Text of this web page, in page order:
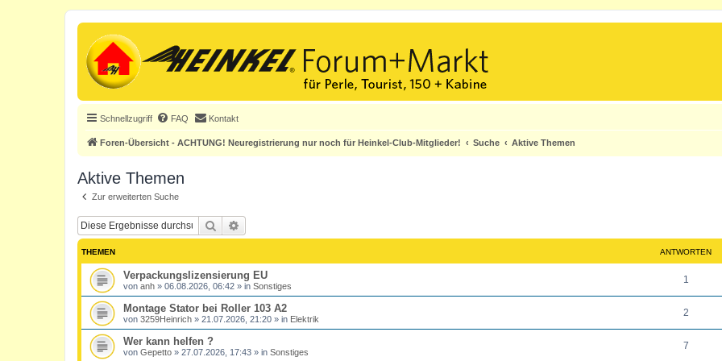
Schnellzugriff FAQ Kontakt
Foren-Übersicht - ACHTUNG! Neuregistrierung nur noch für Heinkel-Club-Mitglieder! Suche Aktive Themen
Aktive Themen
Zur erweiterten Suche
Suche
THEMEN ANTWORTEN
Verpackungslizensierung EU
von anh » 06.08.2026, 06:42 » in Sonstiges
1
n
w
Montage Stator bei Roller 103 A2
von 3259Heinrich » 21.07.2026, 21:20 » in Elektrik
2A
n
Wer kann helfen ?
von Gepetto » 27.07.2026, 17:43 » in Sonstiges
7A